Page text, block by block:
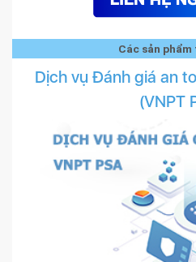
Các sản
Dịch vụ Đánh giá an
(VNPT